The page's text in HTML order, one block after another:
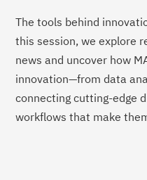
The tools behind
this session, we explore
news and uncover how
innovation—from data
connecting cutting-edge
workflows that make